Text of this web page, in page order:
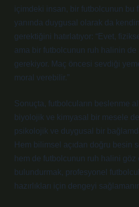
içimdeki insan, bir futbolcunun bu
yanında duygusal olarak da
gerektiğini hatırlatıyor: “Evet,
ama bir futbolcunun ruh halinin de
gerekiyor. Maç öncesi sevdiği
moral verebilir.”
Sonuçta, futbolcuların beslenme
biyolojik ve kimyasal bir mesele
psikolojik ve duygusal bir
Hem bilimsel açıdan doğru besin
hem de futbolcunun ruh halini göz
bulundurmak, profesyonel
hazırlıkları için dengeyi